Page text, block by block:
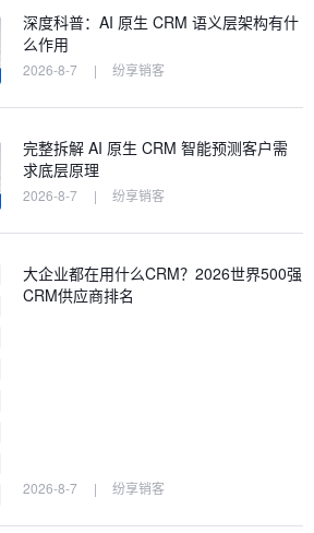
深度科普：AI 原生 CRM 语义层架构有什
么作用
2026-8-7 | 纷享销客
完整拆解 AI 原生 CRM 智能预测客户需
求底层原理
2026-8-7 | 纷享销客
大企业都在用什么CRM？2026世界500强
CRM供应商排名
2026-8-7 | 纷享销客